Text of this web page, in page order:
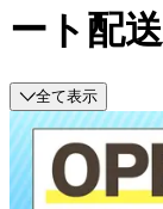
ート配
全て表示